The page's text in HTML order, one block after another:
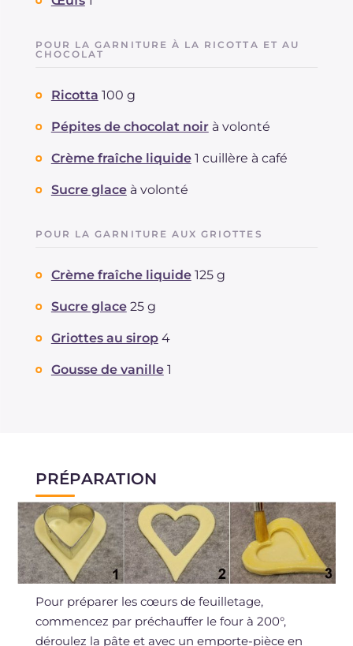
POUR LA GARNITURE À LA RICOTTA ET AU
CHOCOLAT
Ricotta 100 g
Pépites de chocolat noir à volonté
Crème fraîche liquide 1 cuillère à café
Sucre glace à volonté
POUR LA GARNITURE AUX GRIOTTES
Crème fraîche liquide 125 g
Sucre glace 25 g
Griottes au sirop 4
Gousse de vanille 1
PRÉPARATION
Pour préparer les cœurs de feuilletage,
commencez par préchauffer le four à 200°,
déroulez la pâte et avec un emporte-pièce en